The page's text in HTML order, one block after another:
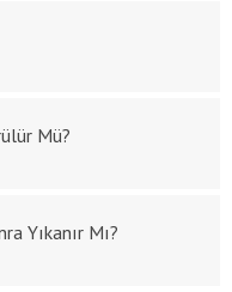
Mü?
Yıkanır Mı?